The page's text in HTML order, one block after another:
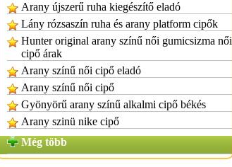
Arany újszerű ruha kiegészítő eladó
Lány rózsaszín ruha és arany platform cipők
Hunter original arany színű női gumicsizma női
cipő árak
Arany színű női cipő eladó
Arany színű női cipő
Gyönyörű arany színű alkalmi cipő békés
Arany szinü nike cipő
Még több